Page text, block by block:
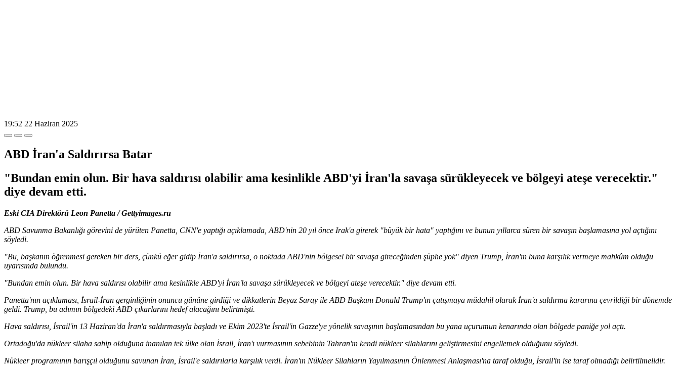
19:52 22 Haziran 2025
ABD İran'a Saldırırsa Batar
"Bundan emin olun. Bir hava saldırısı olabilir ama kesinlikle ABD'yi İran'la savaşa sürükleyecek ve bölgeyi ateşe verecektir."
diye devam etti.
Eski CIA Direktörü Leon Panetta / Gettyimages.ru
ABD Savunma Bakanlığı görevini de yürüten Panetta, CNN'e yaptığı açıklamada, ABD'nin 20 yıl önce Irak'a girerek "büyük bir hata" yaptığını ve bunun yıllarca süren bir savaşın başlamasına yol açtığını
söyledi.
"Bu, başkanın öğrenmesi gereken bir ders, çünkü eğer gidip İran'a saldırırsa, o noktada ABD'nin bölgesel bir savaşa gireceğinden şüphe yok" diyen Trump, İran'ın buna karşılık vermeye mahkûm olduğu
uyarısında bulundu.
"Bundan emin olun. Bir hava saldırısı olabilir ama kesinlikle ABD'yi İran'la savaşa sürükleyecek ve bölgeyi ateşe verecektir." diye devam etti.
Panetta'nın açıklaması, İsrail-İran gerginliğinin onuncu gününe girdiği ve dikkatlerin Beyaz Saray ile ABD Başkanı Donald Trump'ın çatışmaya müdahil olarak İran'a saldırma kararına çevrildiği bir dönemde
geldi. Trump, bu adımın bölgedeki ABD çıkarlarını hedef alacağını belirtmişti.
Hava saldırısı, İsrail'in 13 Haziran'da İran'a saldırmasıyla başladı ve Ekim 2023'te İsrail'in Gazze'ye yönelik savaşının başlamasından bu yana uçurumun kenarında olan bölgede paniğe yol açtı.
Ortadoğu'da nükleer silaha sahip olduğuna inanılan tek ülke olan İsrail, İran'ı vurmasının sebebinin Tahran'ın kendi nükleer silahlarını geliştirmesini engellemek olduğunu söyledi.
Nükleer programının barışçıl olduğunu savunan İran, İsrail'e saldırılarla karşılık verdi. İran'ın Nükleer Silahların Yayılmasının Önlenmesi Anlaşması'na taraf olduğu, İsrail'in ise taraf olmadığı belirtilmelidir.